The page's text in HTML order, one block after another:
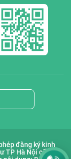
đăng ký kinh
TP Hà Nội cấp lần